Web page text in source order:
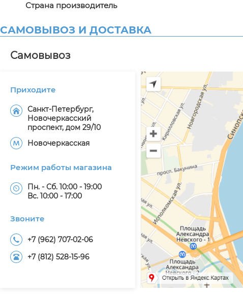
Страна производитель
САМОВЫВОЗ И ДОСТАВКА
Самовывоз
Приходите
Санкт-Петербург,
Новочеркасский
проспект, дом 29/10
Новочеркасская
Режим работы магазина
Пн. - Сб. 10:00 - 19:00
Вс. 10:00 - 17:00
Звоните
+7 (962) 707-02-06
+7 (812) 528-15-96